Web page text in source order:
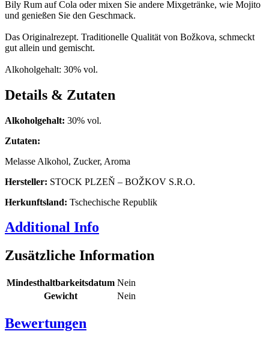
Bily Rum auf Cola oder mixen Sie andere Mixgetränke, wie Mojito
und genießen Sie den Geschmack.
Das Originalrezept. Traditionelle Qualität von Božkova, schmeckt
gut allein und gemischt.
Alkoholgehalt: 30% vol.
Details & Zutaten
Alkoholgehalt: 30% vol.
Zutaten:
Melasse Alkohol, Zucker, Aroma
Hersteller: STOCK PLZEŇ – BOŽKOV S.R.O.
Herkunftsland: Tschechische Republik
Additional Info
Zusätzliche Information
Mindesthaltbarkeitsdatum Nein
Gewicht
Nein
Bewertungen